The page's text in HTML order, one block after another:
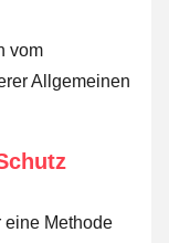
vom
Allgemeinen
eine Methode